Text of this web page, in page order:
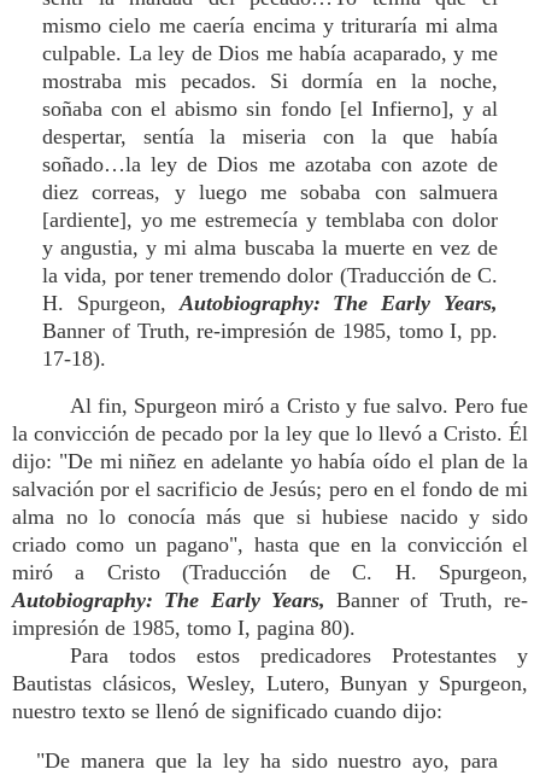
mismo cielo me caería encima y trituraría mi alma
culpable. La ley de Dios me había acaparado, y me
mostraba mis pecados. Si dormía en la noche,
soñaba con el abismo sin fondo [el Infierno], y al
despertar, sentía la miseria con la que había
soñado…la ley de Dios me azotaba con azote de
diez correas, y luego me sobaba con salmuera
[ardiente], yo me estremecía y temblaba con dolor
y angustia, y mi alma buscaba la muerte en vez de
la vida, por tener tremendo dolor (Traducción de C.
H. Spurgeon,Autobiography: The Early Years,
Banner of Truth, re-impresión de 1985, tomo I, pp.
17-18).
Al fin, Spurgeon miró a Cristo y fue salvo. Pero fue
la convicción de pecado por la ley que lo llevó a Cristo. Él
dijo: "De mi niñez en adelante yo había oído el plan de la
salvación por el sacrificio de Jesús; pero en el fondo de mi
alma no lo conocía más que si hubiese nacido y sido
criado como un pagano", hasta que en la convicción el
miró a Cristo (Traducción de C. H. Spurgeon,
Autobiography: The Early Years,Banner of Truth, re-
impresión de 1985, tomo I, pagina 80).
Para todos estos predicadores Protestantes y
Bautistas clásicos, Wesley, Lutero, Bunyan y Spurgeon,
nuestro texto se llenó de significado cuando dijo:
"De manera que la ley ha sido nuestro ayo, para